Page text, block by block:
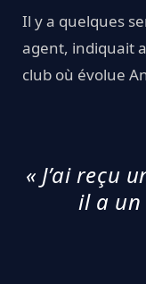
Il y a quelques
agent, indiquait
club où évolue
« J’ai reçu
il a un